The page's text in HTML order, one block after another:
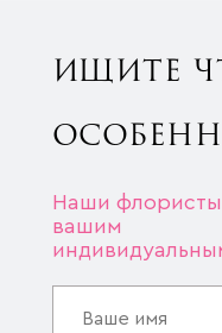
ИЩИТЕ
Наши флористы
вашим